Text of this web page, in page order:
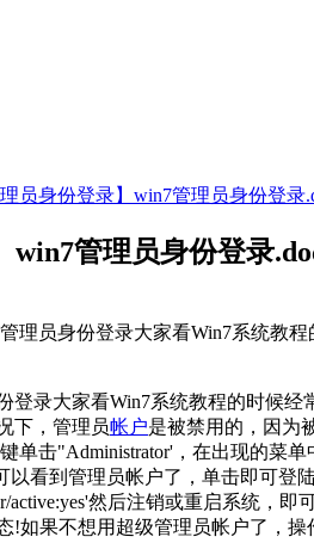
理员身份登录】win7管理员身份登录
win7管理员身份登录
理员身份登录大家看Win7系统教
登录大家看Win7系统教程的时候经
下，管理员帐户是被禁用的，因为
单击"Administrator'，在出现的菜
看到管理员帐户了，单击即可
active:yes'然后注销或重启系统
!如果不想用超级管理员帐户了，